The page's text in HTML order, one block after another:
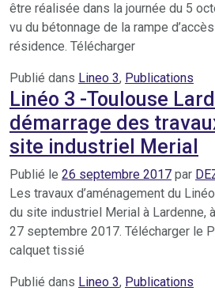
être réalisée dans la journée du 5
vu du bétonnage de la rampe
résidence. Télécharger
Publié dans Lineo 3, Publications
Linéo 3 -Toulouse
démarrage des
site industriel Merial
Publié le 26 septembre 2017 par
Les travaux d’aménagement du
du site industriel Merial à Lardenne,
27 septembre 2017. Télécharger le
calquet tissié
Publié dans Lineo 3, Publications